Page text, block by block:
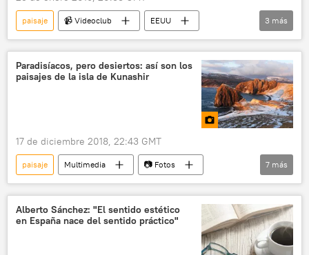
paisaje 📹 Videoclub
EEUU
time-lapse
cielo estrellas
3 más
Paradisíacos, pero desiertos: así son los
paisajes de la isla de Kunashir
17 de diciembre 2018, 22:43 GMT
paisaje Multimedia
📷 Fotos
islas Kuriles
Lejano Oriente
Kunashir
disputa territorial
isla
Rusia
🧭 Destinos
7 más
Alberto Sánchez: "El sentido estético
en España nace del sentido práctico"